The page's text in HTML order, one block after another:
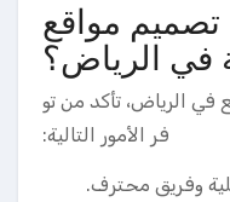
تصميم مواقع
في الرياض؟
الرياض، تأكد من تو
فر الأمور التالية:
وفريق محترف.